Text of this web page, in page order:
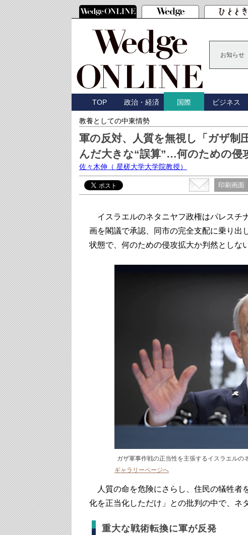
お知らせ
TOP 政治・経済 国際 ビジネス
教養としての中東情勢
軍の反対、人質を無視し「ガザ制
んだ大きな“誤算”…何のための侵
佐々木伸 （ 星槎大学大学院教授）
印刷画面
イスラエルのネタニヤフ政権はパレスチ
画を閣議で承認、同市の完全支配に乗り出
状態で、何のための侵攻拡大か判然としない
ガザ軍事作戦の正当性を主張するイスラエルの
ギャラリーページへ
人質の命を危険にさらし、住民の犠牲者
化を正当化しただけ」との批判の中で、ネ
重大な戦術転換に軍が反発